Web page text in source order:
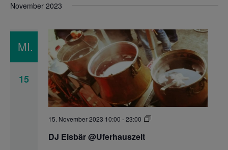
November 2023
MI.
15
DJ Eisbär @Uferhauszelt
15. November 2023 10:00 -23:00
DJ